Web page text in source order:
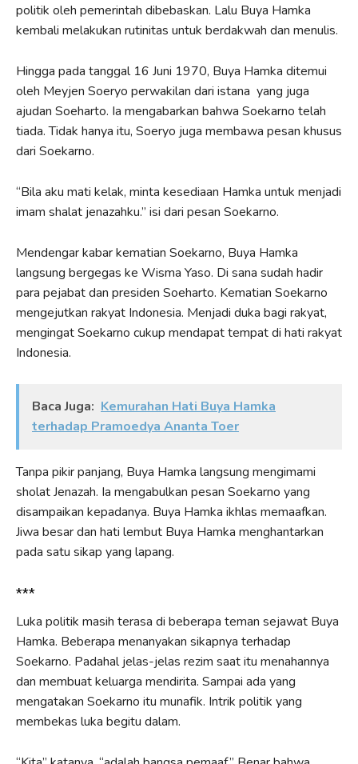
politik oleh pemerintah dibebaskan. Lalu Buya Hamka
kembali melakukan rutinitas untuk berdakwah dan menulis.
Hingga pada tanggal 16 Juni 1970, Buya Hamka ditemui
oleh Meyjen Soeryo perwakilan dari istana yang juga
ajudan Soeharto. Ia mengabarkan bahwa Soekarno telah
tiada. Tidak hanya itu, Soeryo juga membawa pesan khusus
dari Soekarno.
“Bila aku mati kelak, minta kesediaan Hamka untuk menjadi
imam shalat jenazahku.” isi dari pesan Soekarno.
Mendengar kabar kematian Soekarno, Buya Hamka
langsung bergegas ke Wisma Yaso. Di sana sudah hadir
para pejabat dan presiden Soeharto. Kematian Soekarno
mengejutkan rakyat Indonesia. Menjadi duka bagi rakyat,
mengingat Soekarno cukup mendapat tempat di hati rakyat
Indonesia.
Baca Juga: Kemurahan Hati Buya Hamka
terhadap Pramoedya Ananta Toer
Tanpa pikir panjang, Buya Hamka langsung mengimami
sholat Jenazah. Ia mengabulkan pesan Soekarno yang
disampaikan kepadanya. Buya Hamka ikhlas memaafkan.
Jiwa besar dan hati lembut Buya Hamka menghantarkan
pada satu sikap yang lapang.
***
Luka politik masih terasa di beberapa teman sejawat Buya
Hamka. Beberapa menanyakan sikapnya terhadap
Soekarno. Padahal jelas-jelas rezim saat itu menahannya
dan membuat keluarga mendirita. Sampai ada yang
mengatakan Soekarno itu munafik. Intrik politik yang
membekas luka begitu dalam.